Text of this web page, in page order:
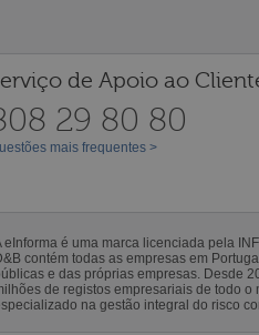
de Apoio ao
29 80 80
mais frequentes >
eInforma é uma marca licenciada pela
contém todas as empresas em
e das próprias empresas. Desde
de registos empresariais de todo o
na gestão integral do risco